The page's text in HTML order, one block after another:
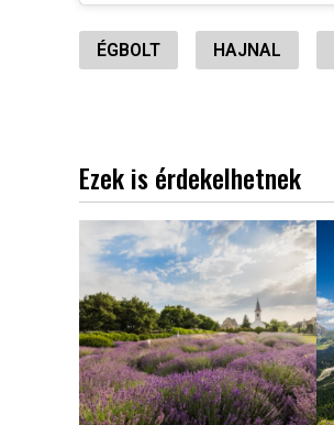
ÉGBOLT HAJNAL
Ezek is érdekelhetnek